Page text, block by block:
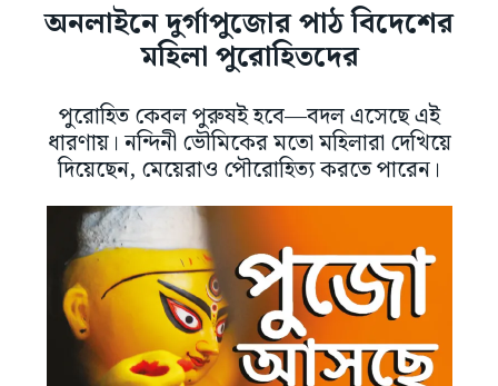
অনলাইনে দুর্গাপুজোর পাঠ বিদেশের
মহিলা পুরোহিতদের
পুরোহিত কেবল পুরুষই হবে—বদল এসেছে এই
ধারণায়। নন্দিনী ভৌমিকের মতো মহিলারা দেখিয়ে
দিয়েছেন, মেয়েরাও পৌরোহিত্য করতে পারেন।